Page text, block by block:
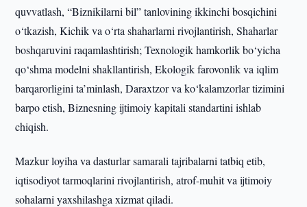
quvvatlash, “Biznikilarni bil” tanlovining ikkinchi bosqichini
o‘tkazish, Kichik va o‘rta shaharlarni rivojlantirish, Shaharlar
boshqaruvini raqamlashtirish; Texnologik hamkorlik bo‘yicha
qo‘shma modelni shakllantirish, Ekologik farovonlik va iqlim
barqarorligini ta’minlash, Daraxtzor va ko‘kalamzorlar tizimini
barpo etish, Biznesning ijtimoiy kapitali standartini ishlab
chiqish.
Mazkur loyiha va dasturlar samarali tajribalarni tatbiq etib,
iqtisodiyot tarmoqlarini rivojlantirish, atrof-muhit va ijtimoiy
sohalarni yaxshilashga xizmat qiladi.